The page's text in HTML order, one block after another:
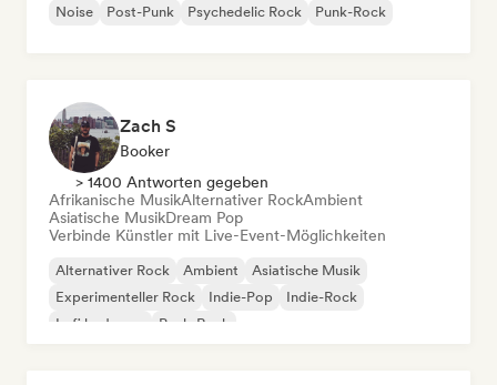
Noise
Post-Punk Psychedelic Rock Punk-Rock
Zach S
Booker
> 1400 Antworten gegeben
Afrikanische MusikAlternativer RockAmbient
Asiatische MusikDream Pop
Verbinde Künstler mit Live-Event-Möglichkeiten
Alternativer Rock Ambient
Asiatische Musik
Experimenteller Rock
Indie-Pop
Indie-Rock
Lofi bedroom
Punk-Rock